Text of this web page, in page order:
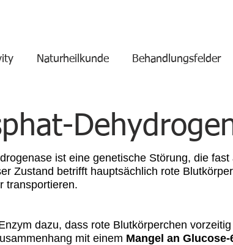
Naturheilkunde Behandlungsfelder
ist eine genetische Störung, die
Zustand betrifft hauptsächlich rote
transportieren.
dazu, dass rote Blutkörperchen
mit einem Mangel an